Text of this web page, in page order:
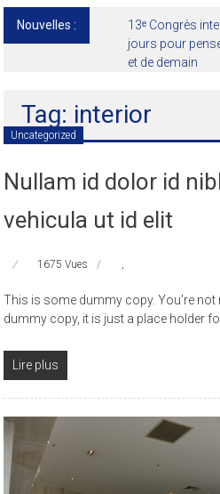
Nouvelles :
13ᵉ Congrès
jours pour
et de demain
Tag: interior
Uncategorized
Nullam id dolor id
vehicula ut id elit
1675 Vues ,
This is some dummy copy. You’re
dummy copy, it is just a place holder
Lire plus